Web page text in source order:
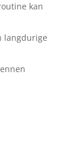
kan
langdurige